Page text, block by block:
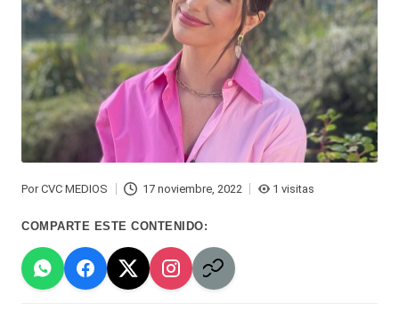
n
d
ul
a
C
hi
le
n
a
-
Tendencias
-
Exclusivas
Tv
y
redes
-
por
PorCVC MEDIOS 17 noviembre, 2022 1 visitas
COMPARTE ESTE CONTENIDO: